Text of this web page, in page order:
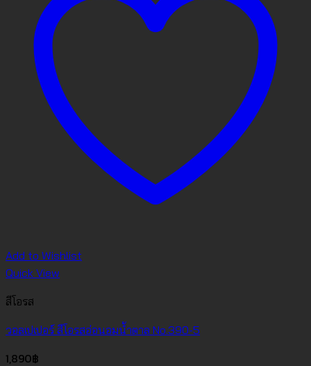
Add to Wishlist
Quick View
สีโอรส
วอลเปเปอร์ สีโอรสอ่อนอมน้ำตาล No.390-5
1,890฿